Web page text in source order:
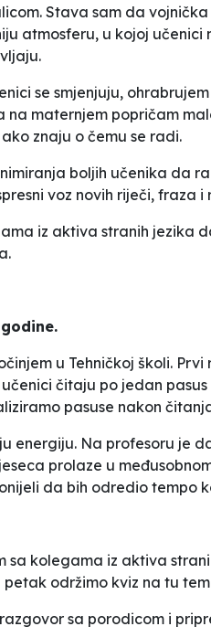
Stava sam da
atmosferu, u kojoj
se smjenjuju,
na maternjem popričam
znaju o čemu se radi.
boljih učenika da
voz novih riječi, fraza
iz aktiva stranih jezika
u Tehničkoj školi.
čitaju po jedan
pasuse nakon
energiju. Na profesoru je
prolaze u
da bih odredio tempo
sa kolegama iz aktiva
održimo kviz na tu
sa porodicom i